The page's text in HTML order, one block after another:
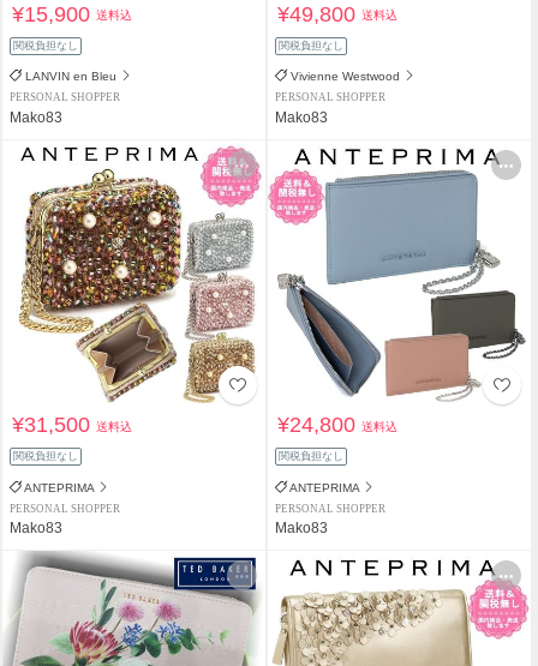
¥15,900送料込
関税負担なし
LANVIN en Bleu
PERSONAL SHOPPER
Mako83
¥49,800送料込
関税負担なし
Vivienne Westwood
PERSONAL SHOPPER
Mako83
¥31,500送料込
関税負担なし
ANTEPRIMA
PERSONAL SHOPPER
Mako83
¥24,800送料込
関税負担なし
ANTEPRIMA
PERSONAL SHOPPER
Mako83